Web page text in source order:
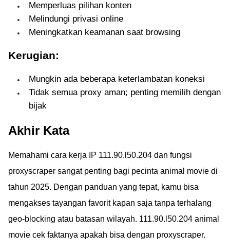
Memperluas pilihan konten
Melindungi privasi online
Meningkatkan keamanan saat browsing
Kerugian:
Mungkin ada beberapa keterlambatan koneksi
Tidak semua proxy aman; penting memilih dengan
bijak
Akhir Kata
Memahami cara kerja IP 111.90.l50.204 dan fungsi
proxyscraper sangat penting bagi pecinta animal movie di
tahun 2025. Dengan panduan yang tepat, kamu bisa
mengakses tayangan favorit kapan saja tanpa terhalang
geo-blocking atau batasan wilayah. 111.90.l50.204 animal
movie cek faktanya apakah bisa dengan proxyscraper.